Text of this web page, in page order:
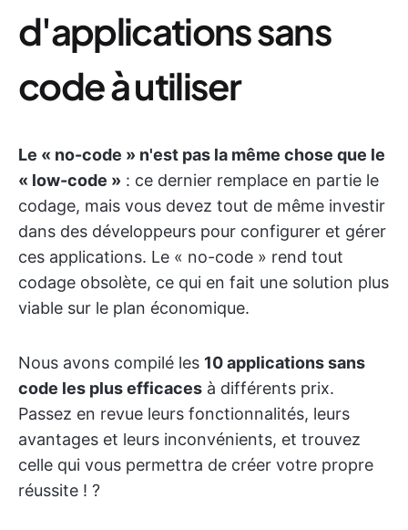
d'applications sans
code à utiliser
Le « no-code » n'est pas la même chose que le
« low-code » : ce dernier remplace en partie le
codage, mais vous devez tout de même investir
dans des développeurs pour configurer et gérer
ces applications. Le « no-code » rend tout
codage obsolète, ce qui en fait une solution plus
viable sur le plan économique.
Nous avons compilé les 10 applications sans
code les plus efficaces à différents prix.
Passez en revue leurs fonctionnalités, leurs
avantages et leurs inconvénients, et trouvez
celle qui vous permettra de créer votre propre
réussite ! ?